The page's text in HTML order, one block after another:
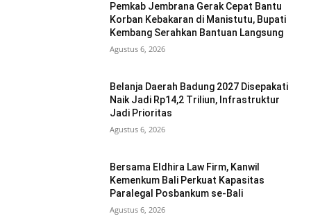
Pemkab Jembrana Gerak Cepat Bantu
Korban Kebakaran di Manistutu, Bupati
Kembang Serahkan Bantuan Langsung
Agustus 6, 2026
Belanja Daerah Badung 2027 Disepakati
Naik Jadi Rp14,2 Triliun, Infrastruktur
Jadi Prioritas
Agustus 6, 2026
Bersama Eldhira Law Firm, Kanwil
Kemenkum Bali Perkuat Kapasitas
Paralegal Posbankum se-Bali
Agustus 6, 2026